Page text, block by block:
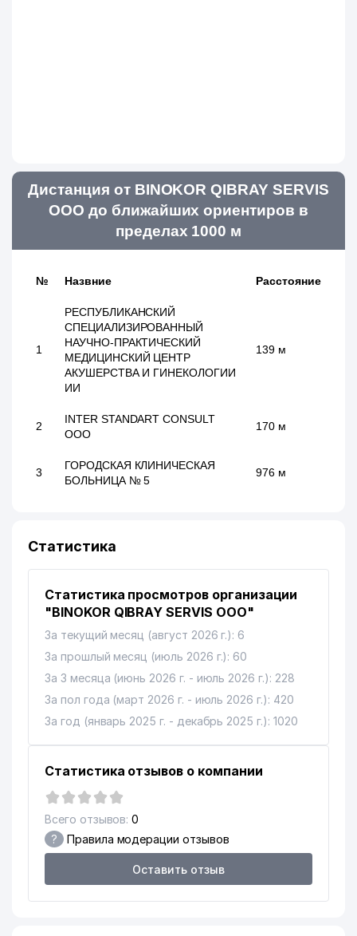
Дистанция от BINOKOR QIBRAY SERVIS
ООО до ближайших ориентиров в
пределах 1000 м
№ Назвние Расстояние
1
РЕСПУБЛИКАНСКИЙ
СПЕЦИАЛИЗИРОВАННЫЙ
НАУЧНО-ПРАКТИЧЕСКИЙ
МЕДИЦИНСКИЙ ЦЕНТР
АКУШЕРСТВА И ГИНЕКОЛОГИИ
ИИ
139 м
2
INTER STANDART CОNSULT
ООО
170 м
3
ГОРОДСКАЯ КЛИНИЧЕСКАЯ
БОЛЬНИЦА № 5
976 м
Статистика
Статистика просмотров организации
"BINOKOR QIBRAY SERVIS ООО"
За текущий месяц (август 2026 г.): 6
За прошлый месяц (июль 2026 г.): 60
За 3 месяца (июнь 2026 г. - июль 2026 г.): 228
За пол года (март 2026 г. - июль 2026 г.): 420
За год (январь 2025 г. - декабрь 2025 г.): 1020
Статистика отзывов о компании
Всего отзывов: 0
? Правила модерации отзывов
Оставить отзыв